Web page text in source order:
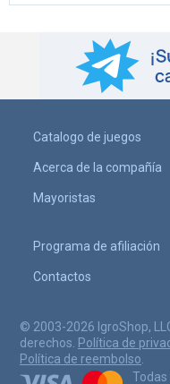
Catalogo de juegos
Acerca de la compañía
Mayoristas
Programa de afiliación
Contactos
© 2003-2026 IgroShop,
derechos. Política de
Política de reembolso